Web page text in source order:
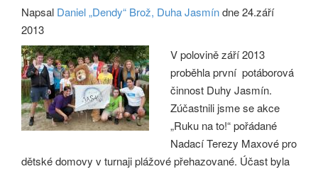
Napsal Daniel „Dendy“ Brož, Duha Jasmíndne 24.září
2013
V polovině září 2013
proběhla první potáborová
činnost Duhy Jasmín.
Zúčastnili jsme se akce
„Ruku na to!“ pořádané
Nadací Terezy Maxové pro
dětské domovy v turnaji plážové přehazované. Účast byla